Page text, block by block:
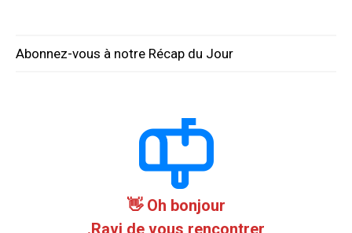
Abonnez-vous à notre Récap du Jour
Oh bonjour 👋
Ravi de vous rencontrer.